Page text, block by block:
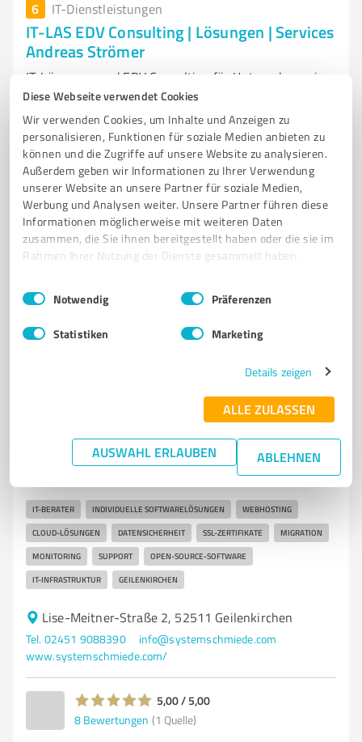
Diese Webseite verwendet Cookies
Wir verwenden Cookies, um Inhalte und Anzeigen zu
personalisieren, Funktionen für soziale Medien anbieten zu
können und die Zugriffe auf unsere Website zu analysieren.
Außerdem geben wir Informationen zu Ihrer Verwendung
unserer Website an unsere Partner für soziale Medien,
Werbung und Analysen weiter. Unsere Partner führen diese
Informationen möglicherweise mit weiteren Daten
zusammen, die Sie ihnen bereitgestellt haben oder die sie im
Rahmen Ihrer Nutzung der Dienste gesammelt haben.
Impressum Datenschutzbestimmungen
Einwilligungsauswahl
Notwendig Präferenzen
Statistiken Marketing
Details zeigen
ALLE ZULASSEN
AUSWAHL ERLAUBEN ABLEHNEN
6 IT-Dienstleistungen
IT-LAS EDV Consulting | Lösungen | Services
Andreas Strömer
IT-Lösungen und EDV Consulting für Unternehmen in
Baesweiler
IT-BERATUNG IT-LÖSUNGEN EDV CONSULTING IT-INFRASTRUKTUR
E-MAIL-ARCHIVIERUNG DOMAINVERWALTUNG TELEKOMMUNIKATION
IT-SUPPORT MASSGESCHNEIDERTE LÖSUNGEN KUNDENZUFRIEDENHEIT
BAESWEILER IT-SERVICES
Vincent-van-Gogh-Ring 30, 52499 Baesweiler
info@it-las.de it-las.de/
5,00 / 5,00
Systemschmiede IT-Lösungen
Geilenkirchen
IT-Beratung und individuelle Softwarelösungen in
IT-BERATER INDIVIDUELLE SOFTWARELÖSUNGEN WEBHOSTING
CLOUD-LÖSUNGEN DATENSICHERHEIT SSL-ZERTIFIKATE MIGRATION
MONITORING SUPPORT OPEN-SOURCE-SOFTWARE
IT-INFRASTRUKTUR GEILENKIRCHEN
Lise-Meitner-Straße 2, 52511 Geilenkirchen
Tel. 02451 9088390
info@systemschmiede.com
www.systemschmiede.com/
5,00 / 5,00
8 Bewertungen (1 Quelle)